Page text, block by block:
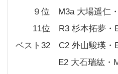
９位 M3a 大場遥仁・
11位 R3 杉本拓夢・
ベスト32 C2 外山駿瑛・
E2 大石瑞紘・